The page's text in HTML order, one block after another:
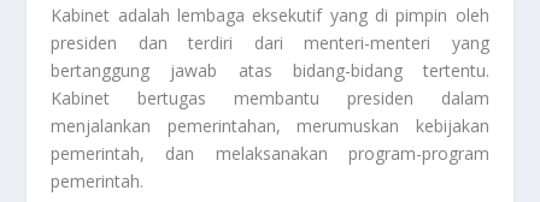
Kabinet adalah lembaga eksekutif yang di pimpin oleh
presiden dan terdiri dari menteri-menteri yang
bertanggung jawab atas bidang-bidang tertentu.
Kabinet bertugas membantu presiden dalam
menjalankan pemerintahan, merumuskan kebijakan
pemerintah, dan melaksanakan program-program
pemerintah.